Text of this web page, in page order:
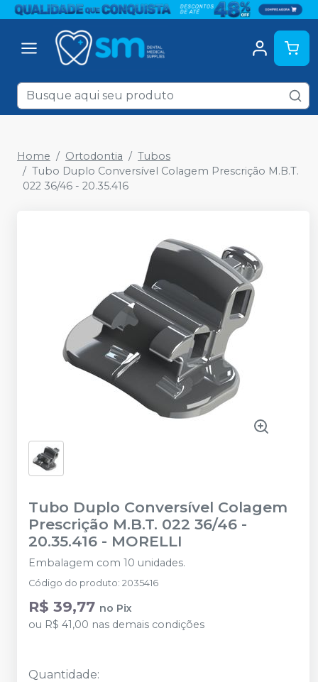
Home Ortodontia
Tubos
Tubo Duplo Conversível Colagem Prescrição M.B.T.
022 36/46 - 20.35.416
Tubo Duplo Conversível Colagem
Prescrição M.B.T. 022 36/46 -
20.35.416 - MORELLI
Embalagem com 10 unidades.
Código do produto: 2035416
R$ 39,77 no Pix
ou R$ 41,00 nas demais condições
Quantidade: